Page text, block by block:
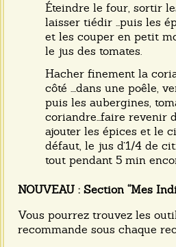
Éteindre le four, sortir
laisser tiédir ...puis les
et les couper en petit
le jus des tomates.
Hacher finement la
côté ....dans une poêle,
puis les aubergines,
coriandre...faire revenir
ajouter les épices et le
défaut, le jus d’1/4 de
tout pendant 5 min
NOUVEAU : Section “Mes
Vous pourrez trouvez les
recommande sous chaque